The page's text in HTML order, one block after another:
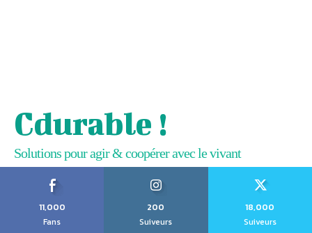
Cdurable !
Solutions pour agir & coopérer avec le vivant
11,000
Fans
200
Suiveurs
18,000
Suiveurs